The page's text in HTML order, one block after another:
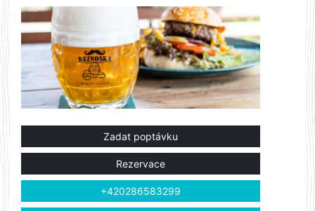
Zadat poptávku
Rezervace
+420286583299